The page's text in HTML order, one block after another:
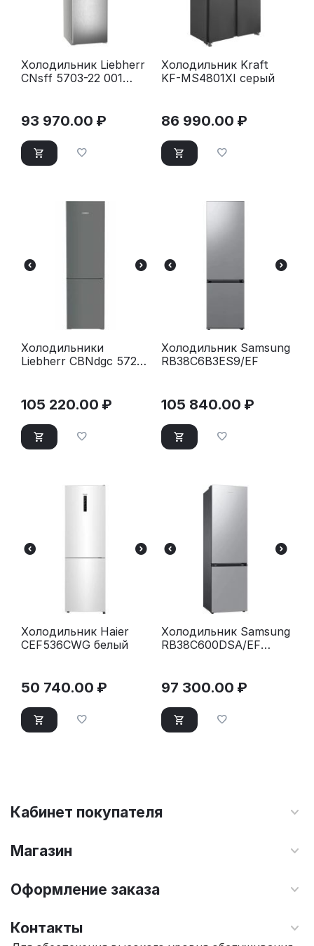
Холодильник Liebherr
CNsff 5703-22 001
93 970.00 ₽
Холодильник Kraft
KF-MS4801XI серый
86 990.00 ₽
Холодильники
Liebherr CBNdgc 5723-
105 220.00 ₽
Холодильник Samsung
RB38C6B3ES9/EF
105 840.00 ₽
Холодильник Haier
CEF536CWG белый
50 740.00 ₽
Холодильник Samsung
RB38C600DSA/EF
97 300.00 ₽
Кабинет покупателя
Магазин
Оформление заказа
Контакты